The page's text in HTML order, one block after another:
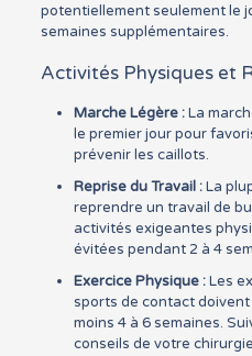
potentiellement seulement le
semaines supplémentaires.
Activités Physiques et
Marche Légère :La
le premier jour pour
prévenir les caillots.
Reprise du Travail :La
reprendre un travail de
activités exigeantes
évitées pendant 2 à 4
Exercice Physique :Les
sports de contact
moins 4 à 6 semaines.
conseils de votre